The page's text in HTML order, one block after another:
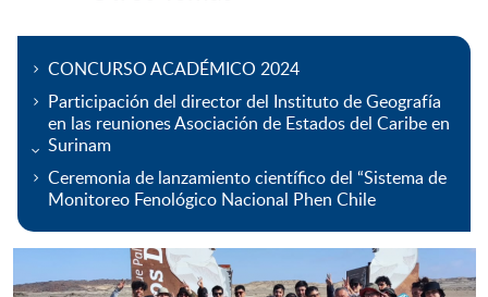
CONCURSO ACADÉMICO 2024
Participación del director del Instituto de Geografía
en las reuniones Asociación de Estados del Caribe en
Surinam
Ceremonia de lanzamiento científico del “Sistema de
Monitoreo Fenológico Nacional Phen Chile